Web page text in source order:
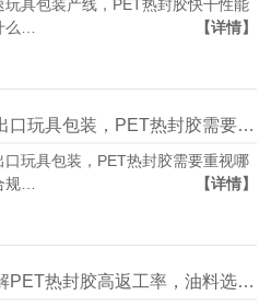
玩具包装产线，PET热封胶快干性能
么…
【详情】
做出口玩具包装，PET热封胶需要重视哪些合规风险
口玩具包装，PET热封胶需要重视哪
规…
【详情】